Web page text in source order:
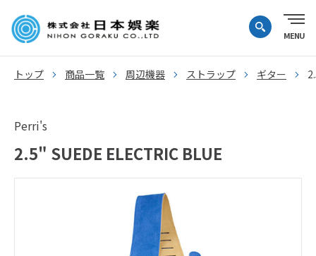
トップ 商品一覧 周辺機器 ストラップ ギター
Perri's
2.5" SUEDE ELECTRIC BLUE